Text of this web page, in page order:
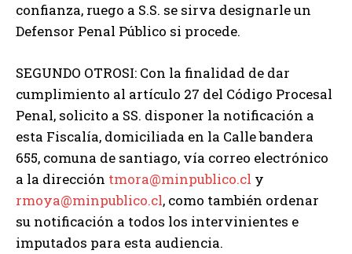
confianza, ruego a S.S. se sirva designarle un
Defensor Penal Público si procede.
SEGUNDO OTROSI: Con la finalidad de dar
cumplimiento al artículo 27 del Código Procesal
Penal, solicito a SS. disponer la notificación a
esta Fiscalía, domiciliada en la Calle bandera
655, comuna de santiago, vía correo electrónico
a la dirección tmora@minpublico.cl y
rmoya@minpublico.cl, como también ordenar
su notificación a todos los intervinientes e
imputados para esta audiencia.